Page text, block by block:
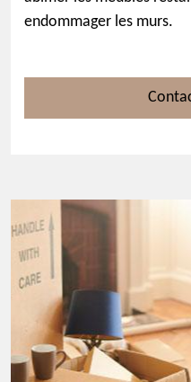
endommager les murs.